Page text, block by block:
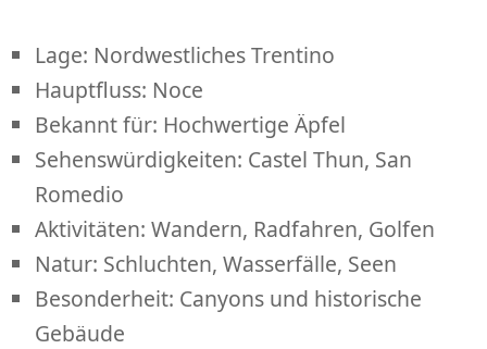
Lage: Nordwestliches Trentino
Hauptfluss: Noce
Bekannt für: Hochwertige Äpfel
Sehenswürdigkeiten: Castel Thun, San
Romedio
Aktivitäten: Wandern, Radfahren, Golfen
Natur: Schluchten, Wasserfälle, Seen
Besonderheit: Canyons und historische
Gebäude